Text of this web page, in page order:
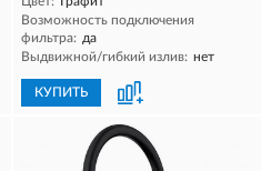
Возможность подключения
фильтра: да
Выдвижной/гибкий излив: нет
КУПИТЬ